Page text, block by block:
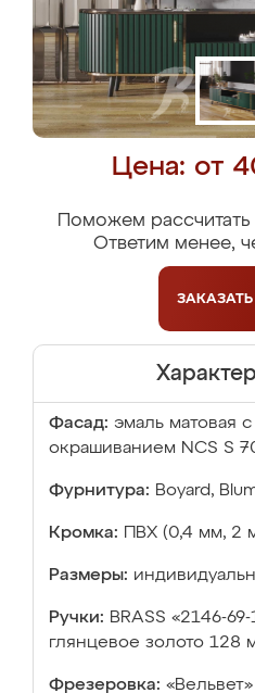
Цена: от
Поможем рассчитать
Ответим менее,
ЗАКАЗАТЬ
Фасад: эмаль матовая
окрашиванием NCS S
Фурнитура: Boyard,
Кромка: ПВХ (0,4 мм, 2
Размеры:
Ручки: BRASS «2146-
глянцевое золото 128
Фрезеровка: «Вельвет»